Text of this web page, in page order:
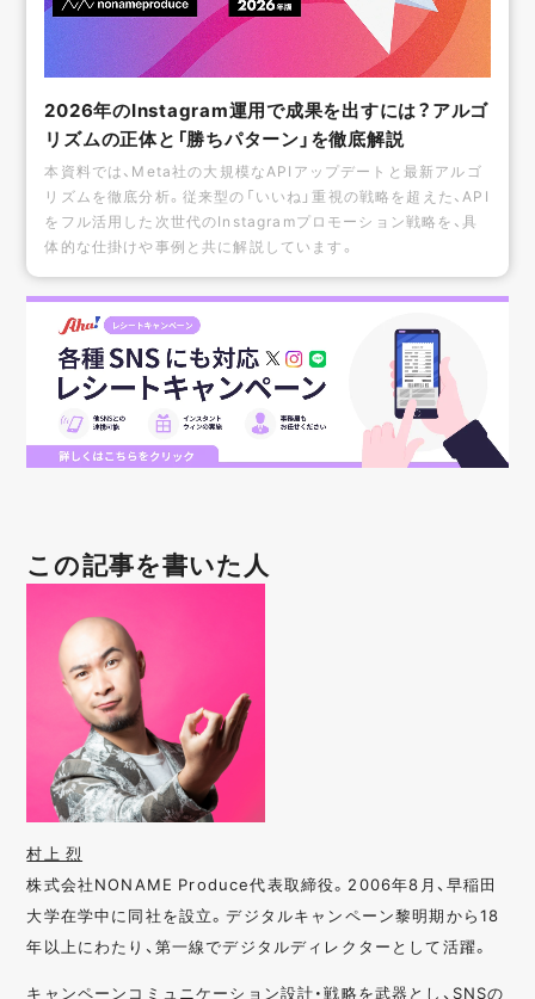
2026年のInstagram運用で成果を出すには？アルゴ
リズムの正体と「勝ちパターン」を徹底解説
本資料では、Meta社の大規模なAPIアップデートと最新アルゴ
リズムを徹底分析。従来型の「いいね」重視の戦略を超えた、API
をフル活用した次世代のInstagramプロモーション戦略を、具
体的な仕掛けや事例と共に解説しています。
この記事を書いた人
村上 烈
株式会社NONAME Produce代表取締役。2006年8月、早稲田
大学在学中に同社を設立。デジタルキャンペーン黎明期から18
年以上にわたり、第一線でデジタルディレクターとして活躍。
キャンペーンコミュニケーション設計・戦略を武器とし、SNSの